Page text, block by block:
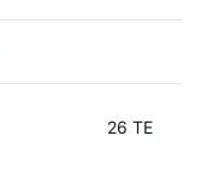
26 TE